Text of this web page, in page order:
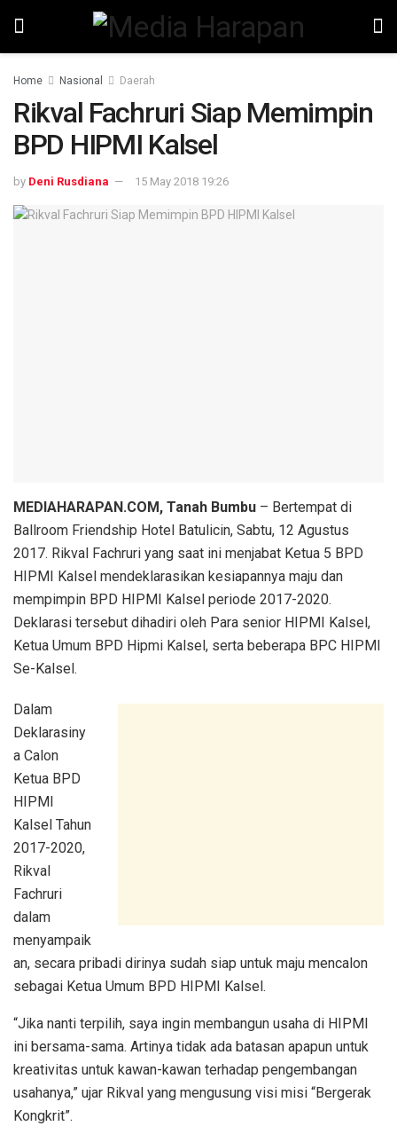
Home Nasional Daerah
Rikval Fachruri Siap Memimpin
BPD HIPMI Kalsel
by Deni Rusdiana 15 May 2018 19:26
MEDIAHARAPAN.COM, Tanah Bumbu – Bertempat di
Ballroom Friendship Hotel Batulicin, Sabtu, 12 Agustus
2017. Rikval Fachruri yang saat ini menjabat Ketua 5 BPD
HIPMI Kalsel mendeklarasikan kesiapannya maju dan
mempimpin BPD HIPMI Kalsel periode 2017-2020.
Deklarasi tersebut dihadiri oleh Para senior HIPMI Kalsel,
Ketua Umum BPD Hipmi Kalsel, serta beberapa BPC HIPMI
Se-Kalsel.
Dalam
Deklarasiny
a Calon
Ketua BPD
HIPMI
Kalsel Tahun
2017-2020,
Rikval
Fachruri
dalam
menyampaik
an, secara pribadi dirinya sudah siap untuk maju mencalon
sebagai Ketua Umum BPD HIPMI Kalsel.
“Jika nanti terpilih, saya ingin membangun usaha di HIPMI
ini bersama-sama. Artinya tidak ada batasan apapun untuk
kreativitas untuk kawan-kawan terhadap pengembangan
usahanya,” ujar Rikval yang mengusung visi misi “Bergerak
Kongkrit”.